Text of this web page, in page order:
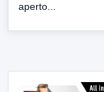
aperto...